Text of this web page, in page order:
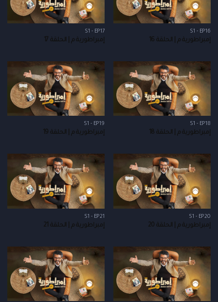
S1 - EP16
إمبراطورية م | الحلقة 16
S1 - EP17
إمبراطورية م | الحلقة 17
S1 - EP18
إمبراطورية م | الحلقة 18
S1 - EP19
إمبراطورية م | الحلقة 19
S1 - EP20
إمبراطورية م | الحلقة 20
S1 - EP21
إمبراطورية م | الحلقة 21